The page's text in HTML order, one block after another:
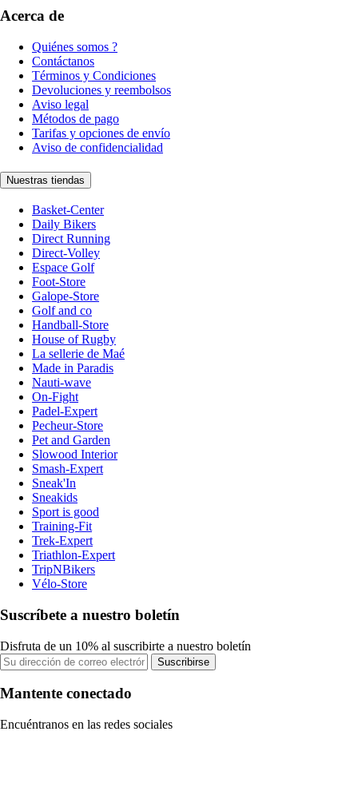
Acerca de
Quiénes somos ?
Contáctanos
Términos y Condiciones
Devoluciones y reembolsos
Aviso legal
Métodos de pago
Tarifas y opciones de envío
Aviso de confidencialidad
Nuestras tiendas
Basket-Center
Daily Bikers
Direct Running
Direct-Volley
Espace Golf
Foot-Store
Galope-Store
Golf and co
Handball-Store
House of Rugby
La sellerie de Maé
Made in Paradis
Nauti-wave
On-Fight
Padel-Expert
Pecheur-Store
Pet and Garden
Slowood Interior
Smash-Expert
Sneak'In
Sneakids
Sport is good
Training-Fit
Trek-Expert
Triathlon-Expert
TripNBikers
Vélo-Store
Suscríbete a nuestro boletín
Disfruta de un 10% al suscribirte a nuestro boletín
Suscribirse
Mantente conectado
Encuéntranos en las redes sociales